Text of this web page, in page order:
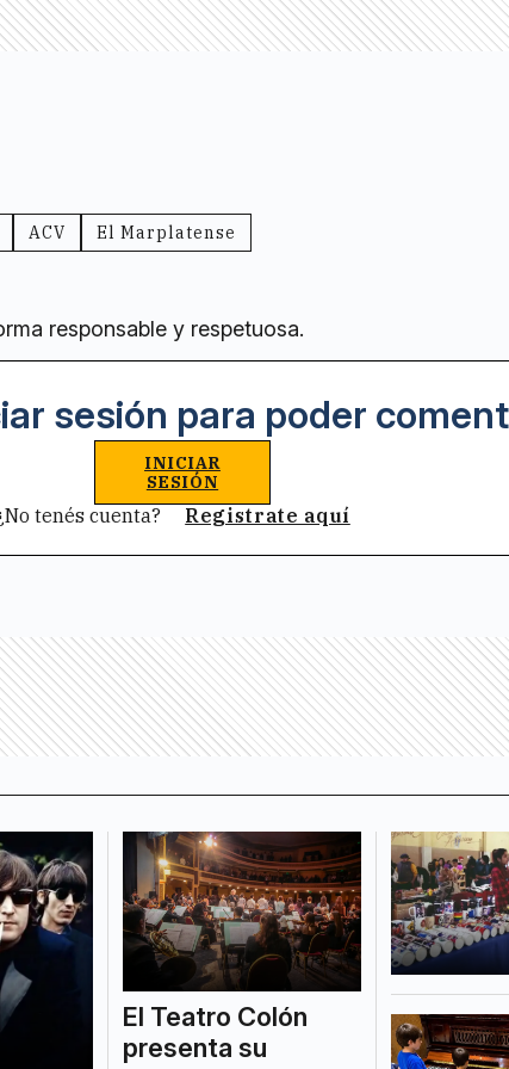
ACV El Marplatense
responsable y respetuosa.
sesión para poder
INICIAR
SESIÓN
tenés cuenta? Registrate aquí
El Teatro Colón
presenta su